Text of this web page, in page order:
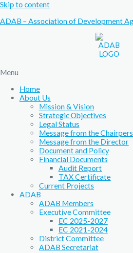
Skip to content
ADAB – Association of Development
Menu
Home
About Us
Mission & Vision
Strategic Objectives
Legal Status
Message from the
Message from the Director
Document and Policy
Financial Documents
Audit Report
TAX Certificate
Current Projects
ADAB
ADAB Members
Executive Committee
EC 2025-2027
EC 2021-2024
District Committee
ADAB Secretariat